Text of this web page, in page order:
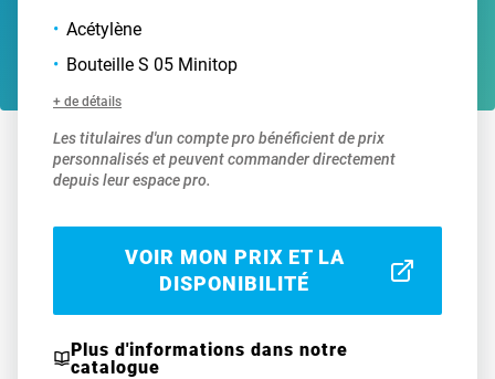
Acétylène
Bouteille S 05 Minitop
+ de détails
Les titulaires d'un compte pro bénéficient de prix
personnalisés et peuvent commander directement
depuis leur espace pro.
VOIR MON PRIX ET LA
DISPONIBILITÉ
Plus d'informations dans notre
catalogue